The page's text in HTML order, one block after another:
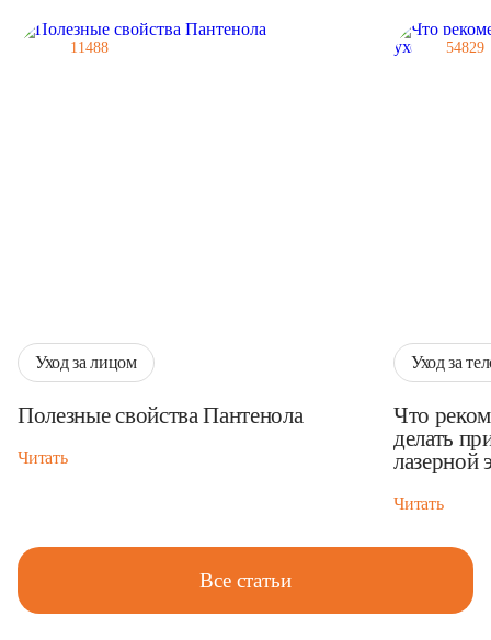
11488
Уход за лицом
Полезные свойства Пантенола
Читать
54829
Уход за
Что
делать
лазерной
Читать
Все статьи